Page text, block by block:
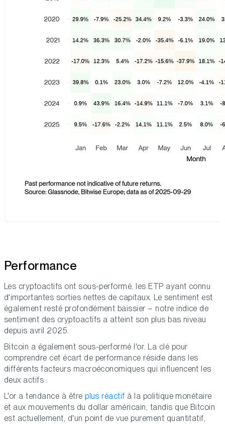
Performance
Les cryptoactifs ont sous-performé, les ETP ayant connu
d'importantes sorties nettes de capitaux. Le sentiment est
également resté profondément baissier – notre indice de
sentiment des cryptoactifs a atteint son plus bas niveau
depuis avril 2025.
Bitcoin a également sous-performé l'or. La clé pour
comprendre cet écart de performance réside dans les
différents facteurs macroéconomiques qui influencent les
deux actifs :
L'or a tendance à êtreplus réactif à la politique monétaire
et aux mouvements du dollar américain, tandis que Bitcoin
est actuellement, d'un point de vue purement quantitatif,